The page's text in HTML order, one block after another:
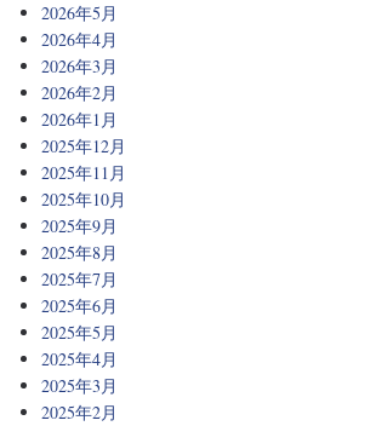
2026年5月
2026年4月
2026年3月
2026年2月
2026年1月
2025年12月
2025年11月
2025年10月
2025年9月
2025年8月
2025年7月
2025年6月
2025年5月
2025年4月
2025年3月
2025年2月